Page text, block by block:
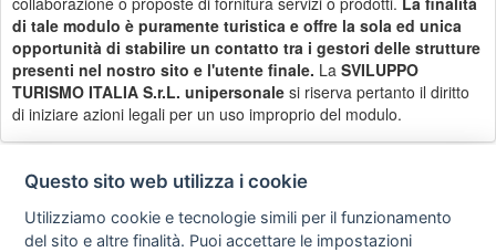
di tale modulo è puramente turistica e offre la sola ed unica
opportunità di stabilire un contatto tra i gestori delle strutture
presenti nel nostro sito e l'utente finale. La SVILUPPO
TURISMO ITALIA S.r.L. unipersonale si riserva pertanto il diritto
di iniziare azioni legali per un uso improprio del modulo.
Privacy
policy
Avviso
legale
Scrivici
Questo sito web utilizza i cookie
Utilizziamo cookie e tecnologie simili per il funzionamento
del sito e altre finalità. Puoi accettare le impostazioni